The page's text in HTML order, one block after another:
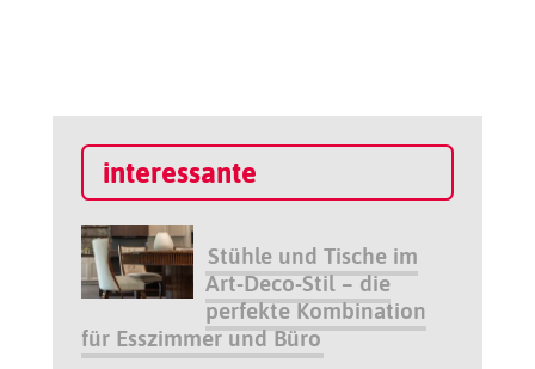
interessante
Stühle und Tische im
Art-Deco-Stil – die
perfekte Kombination
für Esszimmer und Büro